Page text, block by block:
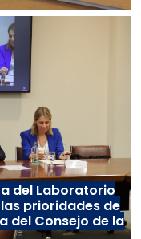
del Laboratorio
prioridades de
del Consejo de la